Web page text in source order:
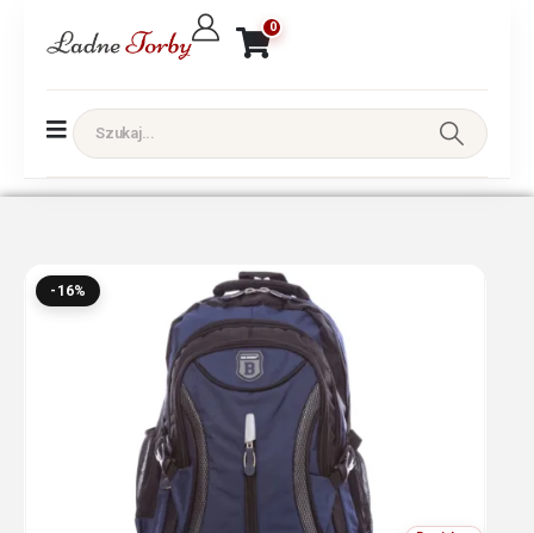
0
-16%